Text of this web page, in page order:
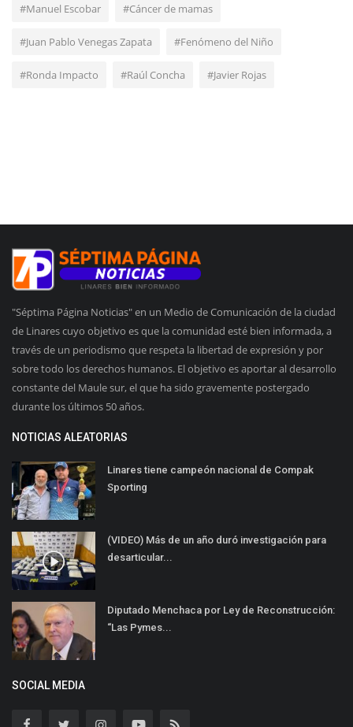
#Manuel Escobar #Cáncer de mamas
#Juan Pablo Venegas Zapata #Fenómeno del Niño
#Ronda Impacto #Raúl Concha #Javier Rojas
"Séptima Página Noticias" en un Medio de Comunicación de la ciudad
de Linares cuyo objetivo es que la comunidad esté bien informada, a
través de un periodismo que respeta la libertad de expresión y por
sobre todo los derechos humanos. El objetivo es aportar al desarrollo
constante del Maule sur, el que ha sido gravemente postergado
durante los últimos 50 años.
NOTICIAS ALEATORIAS
Linares tiene campeón nacional de Compak
Sporting
(VIDEO) Más de un año duró investigación para
desarticular...
Diputado Menchaca por Ley de Reconstrucción:
“Las Pymes...
SOCIAL MEDIA